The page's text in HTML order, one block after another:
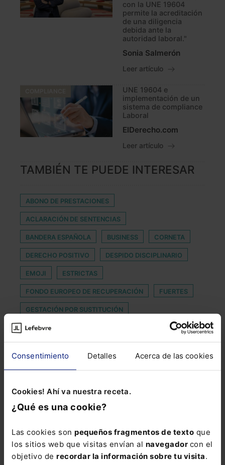
Consentimiento Detalles Acerca de las cookies
Cookies! Ahí va nuestra receta.
¿Qué es una cookie?
Las cookies son pequeños fragmentos de texto que
los sitios web que visitas envían al navegador con el
objetivo de recordar la información sobre tu visita.
con la UNE 19604
permite la acreditación
de una diligencia
debida ante la
autoridad laboral."
Sonia Salmerón
Leer artículo
UNE 19604 e
implementación de un
sistema de compliance
Laboral
ElDerecho.com
Leer artículo
TAMBIÉN TE PUEDE INTERESAR
ABONO DE PRESTACIONES
ACLARACIÓN DE SENTENCIAS
BANDERA ESPAÑOLA BUSINESS CORNETA
DERECHO POSITIVO DESPIDO DISCIPLINARIO
EMOJI ESTRICTAS
FONDO EUROPEO DE RECUPERACIÓN FUERTES
GESTACIÓN POR SUSTITUCIÓN
GOVERNMENT TRENDS IMÁGENES PERSONALES
PLAZO DE PREAVISO
PRIVACIÓN DE LA PATRIA POTESTAD